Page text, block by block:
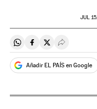
JUL
Compartir en Whatsapp
Compartir en
Compartir en
Desplegar
Añadir EL PAÍS en Google